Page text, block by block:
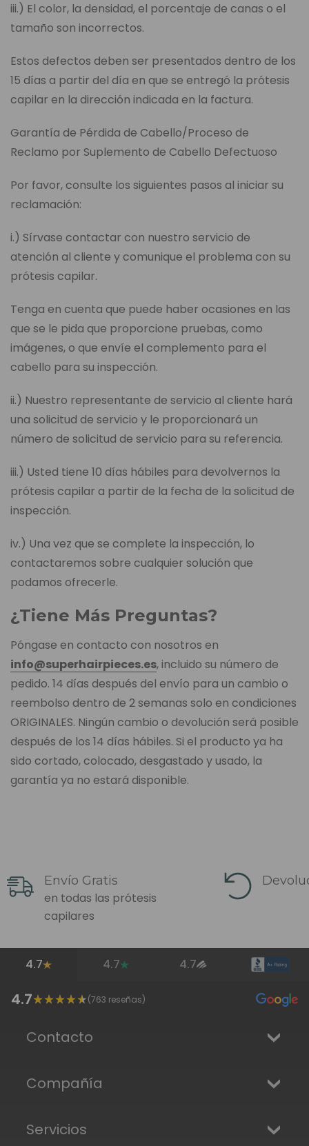
iii.) El color, la densidad, el porcentaje de canas o el
tamaño son incorrectos.
Estos defectos deben ser presentados dentro de los
15 días a partir del día en que se entregó la prótesis
capilar en la dirección indicada en la factura.
Garantía de Pérdida de Cabello/Proceso de
Reclamo por Suplemento de Cabello Defectuoso
Por favor, consulte los siguientes pasos al iniciar su
reclamación:
i.) Sírvase contactar con nuestro servicio de
atención al cliente y comunique el problema con su
prótesis capilar.
Tenga en cuenta que puede haber ocasiones en las
que se le pida que proporcione pruebas, como
imágenes, o que envíe el complemento para el
cabello para su inspección.
ii.) Nuestro representante de servicio al cliente hará
una solicitud de servicio y le proporcionará un
número de solicitud de servicio para su referencia.
iii.) Usted tiene 10 días hábiles para devolvernos la
prótesis capilar a partir de la fecha de la solicitud de
inspección.
iv.) Una vez que se complete la inspección, lo
contactaremos sobre cualquier solución que
podamos ofrecerle.
¿Tiene Más Preguntas?
Póngase en contacto con nosotros en
info@superhairpieces.es, incluido su número de
pedido. 14 días después del envío para un cambio o
reembolso dentro de 2 semanas solo en condiciones
ORIGINALES. Ningún cambio o devolución será posible
después de los 14 días hábiles. Si el producto ya ha
sido cortado, colocado, desgastado y usado, la
garantía ya no estará disponible.
Envío Gratis
en todas las prótesis
capilares
4.7 4.7 4.7
4.7 (763 reseñas)
Contacto
Compañía
Servicios